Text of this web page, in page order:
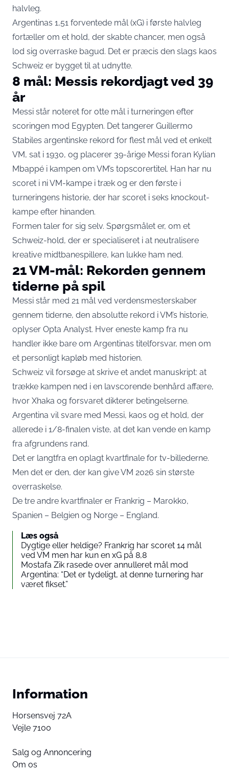
halvleg.
Argentinas 1,51 forventede mål (xG) i første halvleg
fortæller om et hold, der skabte chancer, men også
lod sig overraske bagud. Det er præcis den slags kaos
Schweiz er bygget til at udnytte.
8 mål: Messis rekordjagt ved 39
år
Messi står noteret for otte mål i turneringen efter
scoringen mod Egypten. Det tangerer Guillermo
Stabiles argentinske rekord for flest mål ved et enkelt
VM, sat i 1930, og placerer 39-årige Messi foran Kylian
Mbappé i kampen om VM’s topscorertitel. Han har nu
scoret i ni VM-kampe i træk og er den første i
turneringens historie, der har scoret i seks knockout-
kampe efter hinanden.
Formen taler for sig selv. Spørgsmålet er, om et
Schweiz-hold, der er specialiseret i at neutralisere
kreative midtbanespillere, kan lukke ham ned.
21 VM-mål: Rekorden gennem
tiderne på spil
Messi står med 21 mål ved verdensmesterskaber
gennem tiderne, den absolutte rekord i VM’s historie,
oplyser Opta Analyst. Hver eneste kamp fra nu
handler ikke bare om Argentinas titelforsvar, men om
et personligt kapløb med historien.
Schweiz vil forsøge at skrive et andet manuskript: at
trække kampen ned i en lavscorende benhård affære,
hvor Xhaka og forsvaret dikterer betingelserne.
Argentina vil svare med Messi, kaos og et hold, der
allerede i 1/8-finalen viste, at det kan vende en kamp
fra afgrundens rand.
Det er langtfra en oplagt kvartfinale for tv-billederne.
Men det er den, der kan give VM 2026 sin største
overraskelse.
De tre andre kvartfinaler er Frankrig – Marokko,
Spanien – Belgien og Norge – England.
Læs også
Dygtige eller heldige? Frankrig har scoret 14 mål
ved VM men har kun en xG på 8,8
Mostafa Zik rasede over annulleret mål mod
Argentina: “Det er tydeligt, at denne turnering har
været fikset.”
Information
Horsensvej 72A
Vejle 7100
Salg og Annoncering
Om os